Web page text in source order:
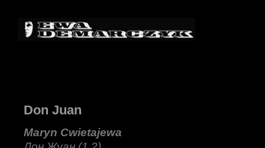
Don Juan
Maryn Cwietajewa